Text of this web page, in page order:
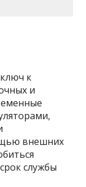
к
и
внешних
службы